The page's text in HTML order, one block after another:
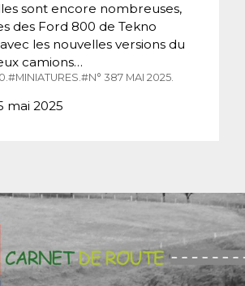
sont encore nombreuses,
des Ford 800 de Tekno
les nouvelles versions du
camions…
#MINIATURES.#N° 387 MAI 2025.
mai 2025